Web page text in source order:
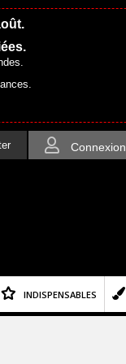
Connexion
INDISPENSABLES